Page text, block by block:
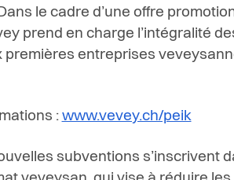
le cadre d’une offre
prend en charge l’intégralité
premières entreprises
: www.vevey.ch/peik
subventions s’inscrivent